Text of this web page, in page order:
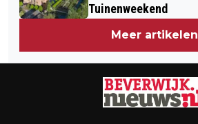
Tuinenweekend
Meer artikelen